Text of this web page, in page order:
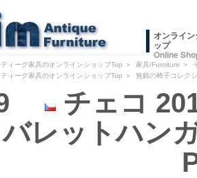
オンライ
ップ
Online
ティーク家具のオンラインショップTop ＞ 家具/Furniture ＞
ティーク家具のオンラインショップTop ＞ 無銘の椅子コレク
チェコ
バレットハン